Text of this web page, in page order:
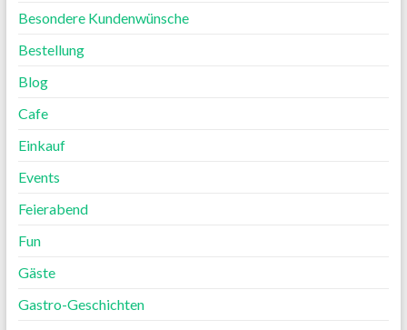
Besondere Kundenwünsche
Bestellung
Blog
Cafe
Einkauf
Events
Feierabend
Fun
Gäste
Gastro-Geschichten